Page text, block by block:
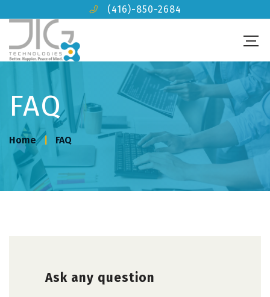
(416)-850-2684
FAQ
Home FAQ
Ask any question